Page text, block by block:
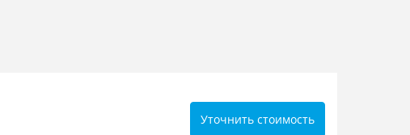
Уточнить стоимость